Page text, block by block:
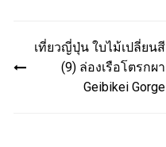
Post
navigation
เที่ยวญี่ปุ่น ใบไม้เปลี่ยนสี
(9) ล่องเรือโตรกผา
Geibikei Gorge